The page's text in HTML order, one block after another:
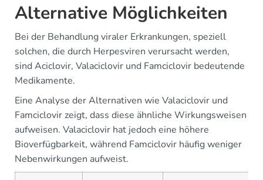
Alternative Möglichkeiten
Bei der Behandlung viraler Erkrankungen, speziell
solchen, die durch Herpesviren verursacht werden,
sind Aciclovir, Valaciclovir und Famciclovir bedeutende
Medikamente.
Eine Analyse der Alternativen wie Valaciclovir und
Famciclovir zeigt, dass diese ähnliche Wirkungsweisen
aufweisen. Valaciclovir hat jedoch eine höhere
Bioverfügbarkeit, während Famciclovir häufig weniger
Nebenwirkungen aufweist.